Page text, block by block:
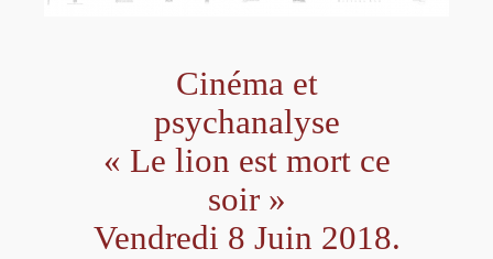
Cinéma et
psychanalyse
« Le lion est mort ce
soir »
Vendredi 8 Juin 2018.